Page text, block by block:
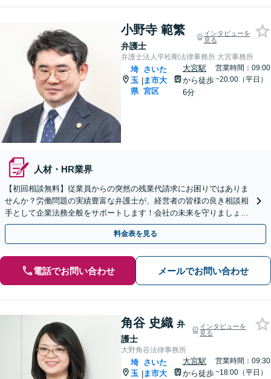
小野寺 範繁
弁護士
インタビューを
見る
弁護士法人平松剛法律事務所 大宮事務所
埼
玉
県
|
さいた
ま市大
宮区
大宮駅
から徒歩
6分
営業時間：09:00
~20:00（平日）
人材・HR業界
【初回相談無料】従業員からの突然の残業代請求にお困りではありま
せんか？労働問題の実績豊富な弁護士が、経営者の皆様の良き相談相
手として企業法務全般をサポートします！会社の未来を守りましょう
【電話・WEB相談可】【夜間や休日相談可】
料金表を見る
電話でお問い合わせ メールでお問い合わせ
角谷 史織 弁
護士
インタビューを
見る
大野角谷法律事務所
埼
玉 |
さいた
ま市大
大宮駅
から徒歩
営業時間：09:30
~18:00（平日）